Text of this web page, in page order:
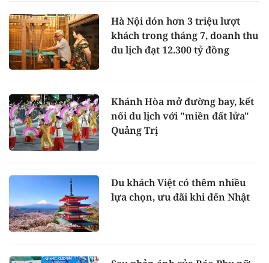
Hà Nội đón hơn 3 triệu lượt
khách trong tháng 7, doanh thu
du lịch đạt 12.300 tỷ đồng
Khánh Hòa mở đường bay, kết
nối du lịch với "miền đất lửa"
Quảng Trị
Du khách Việt có thêm nhiều
lựa chọn, ưu đãi khi đến Nhật